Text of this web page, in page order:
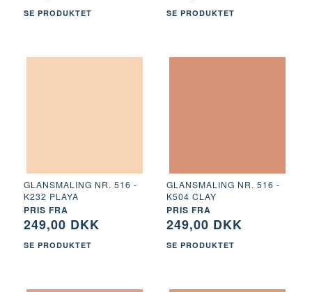
SE PRODUKTET SE PRODUKTET
GLANSMALING NR. 516 -
K232 PLAYA
PRIS FRA
249,00 DKK
SE PRODUKTET
GLANSMALING NR. 516 -
K504 CLAY
PRIS FRA
249,00 DKK
SE PRODUKTET